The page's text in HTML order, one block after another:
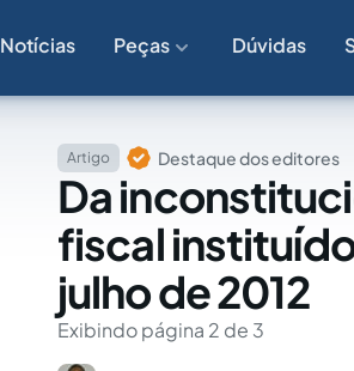
Notícias Peças Dúvidas
Artigo Destaque dos editores
Da
fiscal instituído
julho de 2012
Exibindo página 2 de 3